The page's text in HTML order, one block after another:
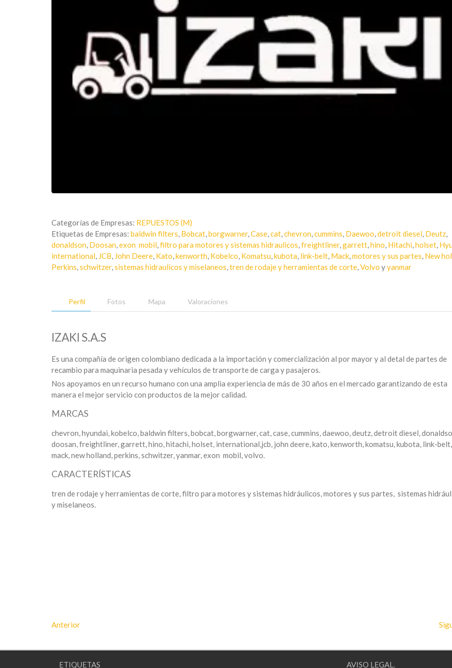
Categorías de Empresas: REPUESTOS (M)
Etiquetas de Empresas: baldwin filters, Bobcat,borgwarner,Case,cat,chevron,cummins, Daewoo,detroit diesel, Deutz,
donaldson, Doosan,exon mobil,filtro para motores y sistemas hidraulicos,freightliner,garrett,hino, Hitachi,holset,
international, JCB, John Deere, Kato,kenworth, Kobelco, Komatsu,kubota, link-belt, Mack,motores y sus partes, New
Perkins,schwitzer,sistemas hidraulicos y miselaneos,tren de rodaje y herramientas de corte,Volvo yyanmar
Perfil Fotos Mapa Valoraciones
IZAKI S.A.S
Es una compañía de origen colombiano dedicada a la importación y comercialización al por mayor y al detal de partes de
recambio para maquinaria pesada y vehículos de transporte de carga y pasajeros.
Nos apoyamos en un recurso humano con una amplia experiencia de más de 30 años en el mercado garantizando de esta
manera el mejor servicio con productos de la mejor calidad.
MARCAS
chevron, hyundai, kobelco, baldwin filters, bobcat, borgwarner, cat, case, cummins, daewoo, deutz, detroit diesel,
doosan, freightliner, garrett, hino, hitachi, holset, international,jcb, john deere, kato, kenworth, komatsu, kubota, link-belt,
mack, new holland, perkins, schwitzer, yanmar, exon mobil, volvo.
CARACTERÍSTICAS
tren de rodaje y herramientas de corte, filtro para motores y sistemas hidráulicos, motores y sus partes, sistemas
y miselaneos.
Anterior
ETIQUETAS AVISO LEGAL.